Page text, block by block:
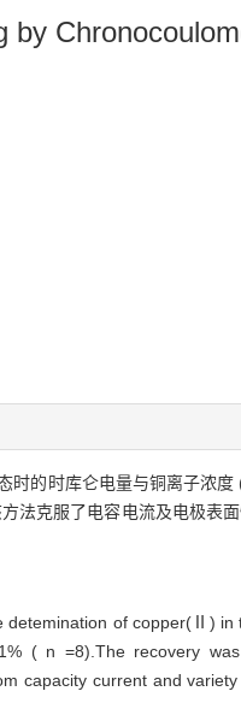
的时库仑电量与铜离子浓
法克服了电容电流及电极表
of copper(Ⅱ)
( n =8).The recovery
capacity current and